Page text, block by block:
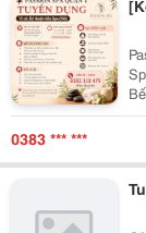
Spa (Nữ) Địa
Bến
1:
0383 *** ***